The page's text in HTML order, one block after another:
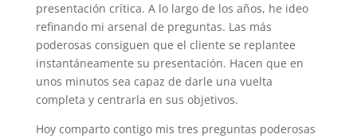
presentación crítica. A lo largo de los años, he ideo
refinando mi arsenal de preguntas. Las más
poderosas consiguen que el cliente se replantee
instantáneamente su presentación. Hacen que en
unos minutos sea capaz de darle una vuelta
completa y centrarla en sus objetivos.
Hoy comparto contigo mis tres preguntas poderosas